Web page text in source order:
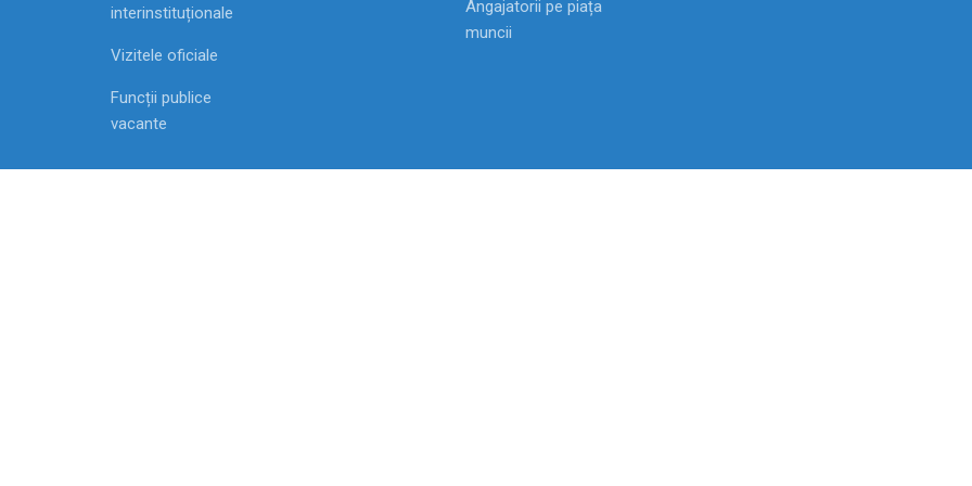
interinstituționale
Vizitele oficiale
Funcții publice
vacante
Angajatorii pe piața
muncii